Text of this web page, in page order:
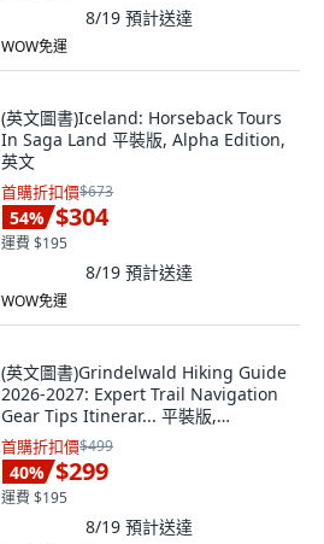
8/19 預計送達
WOW免運
(英文圖書)Iceland: Horseback Tours
In Saga Land 平裝版, Alpha Edition,
英文
首購折扣價$673
54% $304
運費 $195
8/19 預計送達
WOW免運
(英文圖書)Grindelwald Hiking Guide
2026-2027: Expert Trail Navigation
Gear Tips Itinerar... 平裝版,
Independently Published, 英文
首購折扣價$499
40% $299
運費 $195
8/19 預計送達